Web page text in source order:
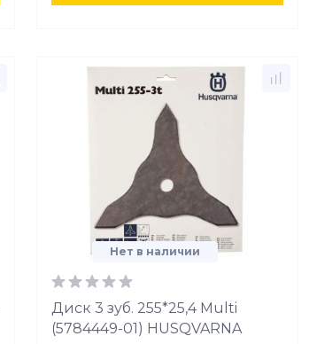
Нет в наличии
Диск 3 зуб. 255*25,4 Multi
(5784449-01) HUSQVARNA